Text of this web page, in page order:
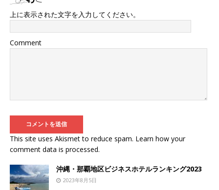
上に表示された文字を入力してください。
Comment
This site uses Akismet to reduce spam. Learn how your
comment data is processed.
沖縄・那覇地区ビジネスホテルランキング2023
2023年8月5日